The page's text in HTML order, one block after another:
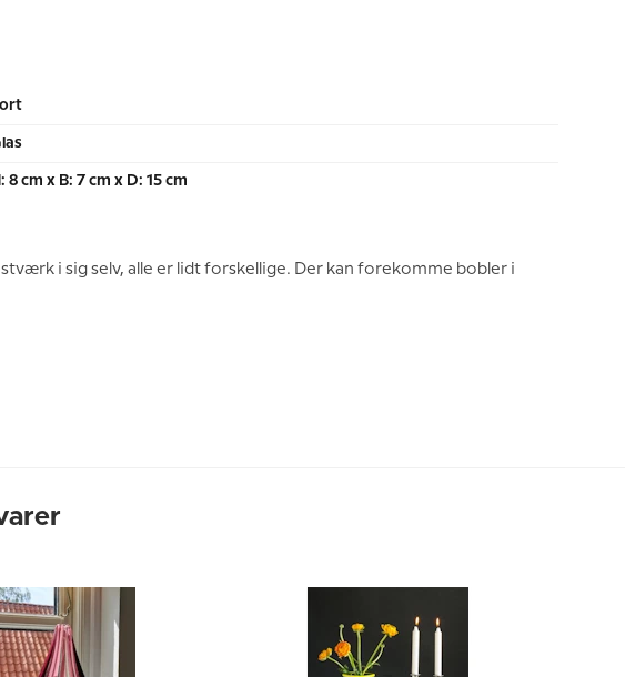
8 cm x B: 7 cm x D: 15 cm
i sig selv, alle er lidt forskellige. Der kan forekomme bobler i